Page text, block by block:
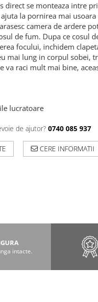
direct se monteaza intre
la pornirea mai
camera de ardere
de fum. Dupa ce cosul
focului, inchidem
mai lung in corpul sobei,
va raci mult mai bine,
lucratoare
de ajutor? 0740 085 937
CERE INFORMATII
intacte.